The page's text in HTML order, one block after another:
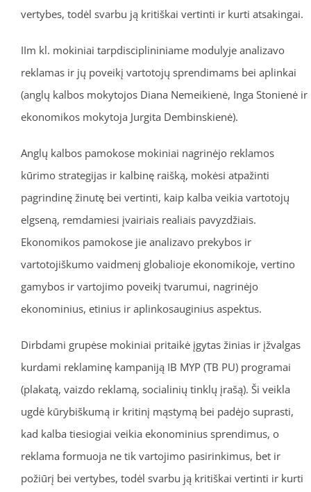
vertybes, todėl svarbu ją kritiškai vertinti ir kurti atsakingai.
IIm kl. mokiniai tarpdisciplininiame modulyje analizavo
reklamas ir jų poveikį vartotojų sprendimams bei aplinkai
(anglų kalbos mokytojos Diana Nemeikienė, Inga Stonienė ir
ekonomikos mokytoja Jurgita Dembinskienė).
Anglų kalbos pamokose mokiniai nagrinėjo reklamos
kūrimo strategijas ir kalbinę raišką, mokėsi atpažinti
pagrindinę žinutę bei vertinti, kaip kalba veikia vartotojų
elgseną, remdamiesi įvairiais realiais pavyzdžiais.
Ekonomikos pamokose jie analizavo prekybos ir
vartotojiškumo vaidmenį globalioje ekonomikoje, vertino
gamybos ir vartojimo poveikį tvarumui, nagrinėjo
ekonominius, etinius ir aplinkosauginius aspektus.
Dirbdami grupėse mokiniai pritaikė įgytas žinias ir įžvalgas
kurdami reklaminę kampaniją IB MYP (TB PU) programai
(plakatą, vaizdo reklamą, socialinių tinklų įrašą). Ši veikla
ugdė kūrybiškumą ir kritinį mąstymą bei padėjo suprasti,
kad kalba tiesiogiai veikia ekonominius sprendimus, o
reklama formuoja ne tik vartojimo pasirinkimus, bet ir
požiūrį bei vertybes, todėl svarbu ją kritiškai vertinti ir kurti